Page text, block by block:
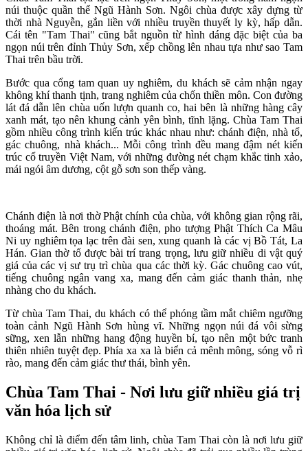
núi thuộc quần thể Ngũ Hành Sơn. Ngôi chùa được xây dựng từ
thời nhà Nguyễn, gắn liền với nhiều truyền thuyết ly kỳ, hấp dẫn.
Cái tên "Tam Thai" cũng bắt nguồn từ hình dáng đặc biệt của ba
ngọn núi trên đỉnh Thủy Sơn, xếp chồng lên nhau tựa như sao Tam
Thai trên bầu trời.
Bước qua cổng tam quan uy nghiêm, du khách sẽ cảm nhận ngay
không khí thanh tịnh, trang nghiêm của chốn thiền môn. Con đường
lát đá dẫn lên chùa uốn lượn quanh co, hai bên là những hàng cây
xanh mát, tạo nên khung cảnh yên bình, tĩnh lặng. Chùa Tam Thai
gồm nhiều công trình kiến trúc khác nhau như: chánh điện, nhà tổ,
gác chuông, nhà khách... Mỗi công trình đều mang đậm nét kiến
trúc cổ truyền Việt Nam, với những đường nét chạm khắc tinh xảo,
mái ngói âm dương, cột gỗ sơn son thếp vàng.
Chánh điện là nơi thờ Phật chính của chùa, với không gian rộng rãi,
thoáng mát. Bên trong chánh điện, pho tượng Phật Thích Ca Mâu
Ni uy nghiêm tọa lạc trên đài sen, xung quanh là các vị Bồ Tát, La
Hán. Gian thờ tổ được bài trí trang trọng, lưu giữ nhiều di vật quý
giá của các vị sư trụ trì chùa qua các thời kỳ. Gác chuông cao vút,
tiếng chuông ngân vang xa, mang đến cảm giác thanh thản, nhẹ
nhàng cho du khách.
Từ chùa Tam Thai, du khách có thể phóng tầm mắt chiêm ngưỡng
toàn cảnh Ngũ Hành Sơn hùng vĩ. Những ngọn núi đá vôi sừng
sững, xen lẫn những hang động huyền bí, tạo nên một bức tranh
thiên nhiên tuyệt đẹp. Phía xa xa là biển cả mênh mông, sóng vỗ rì
rào, mang đến cảm giác thư thái, bình yên.
Chùa Tam Thai - Nơi lưu giữ nhiều giá trị
văn hóa lịch sử
Không chỉ là điểm đến tâm linh, chùa Tam Thai còn là nơi lưu giữ